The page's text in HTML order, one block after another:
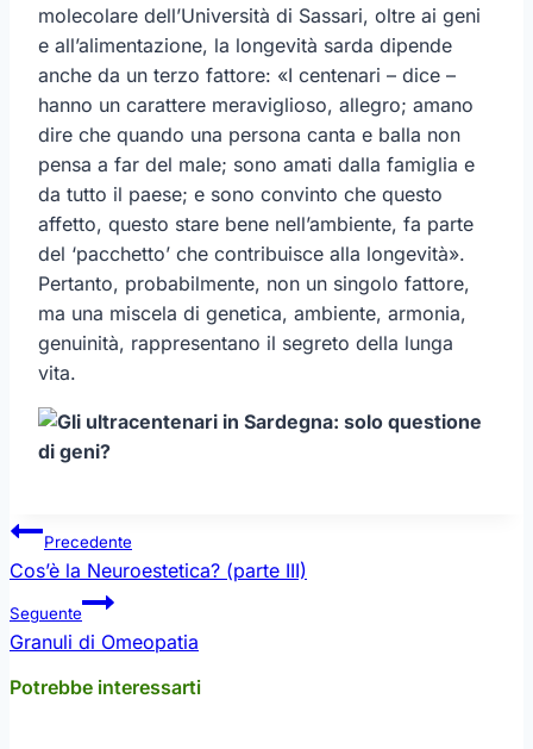
molecolare dell’Università di Sassari, oltre ai geni
e all’alimentazione, la longevità sarda dipende
anche da un terzo fattore: «I centenari – dice –
hanno un carattere meraviglioso, allegro; amano
dire che quando una persona canta e balla non
pensa a far del male; sono amati dalla famiglia e
da tutto il paese; e sono convinto che questo
affetto, questo stare bene nell’ambiente, fa parte
del ‘pacchetto’ che contribuisce alla longevità».
Pertanto, probabilmente, non un singolo fattore,
ma una miscela di genetica, ambiente, armonia,
genuinità, rappresentano il segreto della lunga
vita.
Navigazione
articoli
Precedente
Cos’è la Neuroestetica? (parte III)
Seguente
Granuli di Omeopatia
Potrebbe interessarti